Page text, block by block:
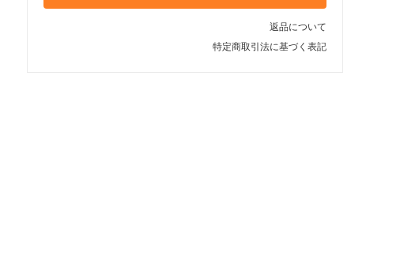
返品について
特定商取引法に基づく表記